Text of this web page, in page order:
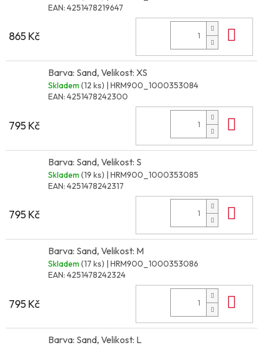
EAN: 4251478219647
865 Kč
Barva: Sand, Velikost: XS
Skladem (12 ks) | HRM900_1000353084
EAN: 4251478242300
795 Kč
Barva: Sand, Velikost: S
Skladem (19 ks) | HRM900_1000353085
EAN: 4251478242317
795 Kč
Barva: Sand, Velikost: M
Skladem (17 ks) | HRM900_1000353086
EAN: 4251478242324
795 Kč
Barva: Sand, Velikost: L